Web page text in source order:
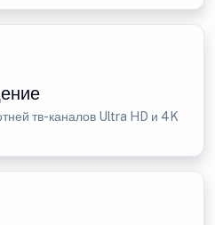
тв-каналов Ultra HD и 4K